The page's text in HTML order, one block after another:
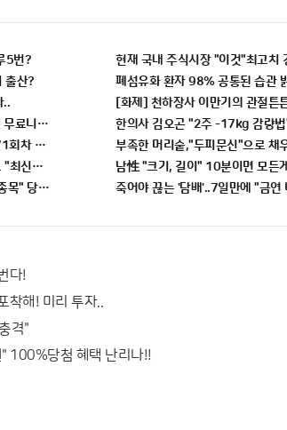
5번?
출산?
..
료니까 꼭 오늘 확인하세요.
회차 번호 6자리 공개!? 꼭 확인해라!
최신가전" 선착순 100% 무료 경품지원!!
" 당장사라!
현재 국내 주식시장 "이것"최고치
폐섬유화 환자 98% 공통된 습관
[화제] 천하장사 이만기의 관절튼
한의사 김오곤 "2주 -17kg 감량
부족한 머리숱,"두피문신"으로 채
남性 "크기, 길이" 10분이면 모든
죽어야 끊는 '담배'..7일만에 "금연
다!
착해! 미리 투자..
격"
100%당첨 혜택 난리나!!